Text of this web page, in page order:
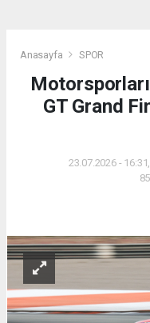
Anasayfa SPOR
GT Grand
23.07.2026 -